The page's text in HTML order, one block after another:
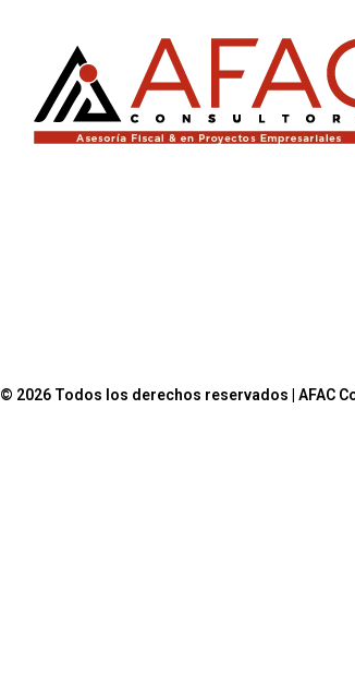
© 2026 Todos los derechos reservados | AFAC